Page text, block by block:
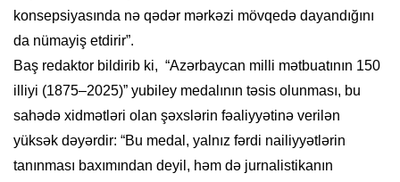
konsepsiyasında nə qədər mərkəzi mövqedə dayandığını
da nümayiş etdirir”.
Baş redaktor bildirib ki, “Azərbaycan milli mətbuatının 150
illiyi (1875–2025)” yubiley medalının təsis olunması, bu
sahədə xidmətləri olan şəxslərin fəaliyyətinə verilən
yüksək dəyərdir: “Bu medal, yalnız fərdi nailiyyətlərin
tanınması baxımından deyil, həm də jurnalistikanın